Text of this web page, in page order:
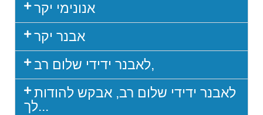
אנונימי יקר
אבנר יקר
לאבנר ידידי שלום רב,
לאבנר ידידי שלום רב, אבקש להודות
לך...